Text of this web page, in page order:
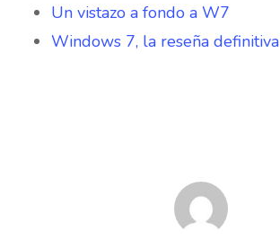
Un vistazo a fondo a W7
Windows 7, la reseña definitiva